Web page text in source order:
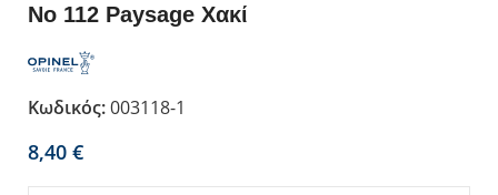
No 112 Paysage Χακί
Κωδικός:003118-1
€